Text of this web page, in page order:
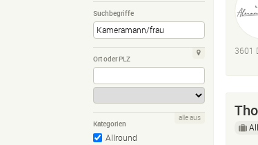
Suchbegriffe
Ort oder PLZ
Kategorien
Allround
alle aus
3601